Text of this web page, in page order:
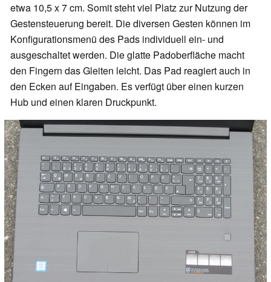
etwa 10,5 x 7 cm. Somit steht viel Platz zur Nutzung der
Gestensteuerung bereit. Die diversen Gesten können im
Konfigurationsmenü des Pads individuell ein- und
ausgeschaltet werden. Die glatte Padoberfläche macht
den Fingern das Gleiten leicht. Das Pad reagiert auch in
den Ecken auf Eingaben. Es verfügt über einen kurzen
Hub und einen klaren Druckpunkt.